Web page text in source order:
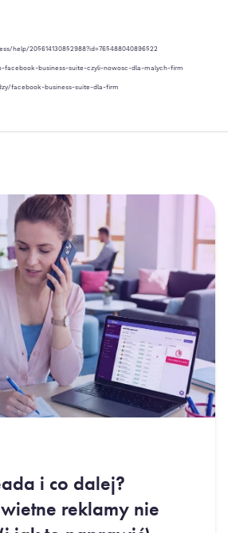
help/205614130852988?id=765488040896522
facebook-business-suite-czyli-nowosc-dla-malych-firm
facebook-business-suite-dla-firm
i co dalej?
reklamy nie